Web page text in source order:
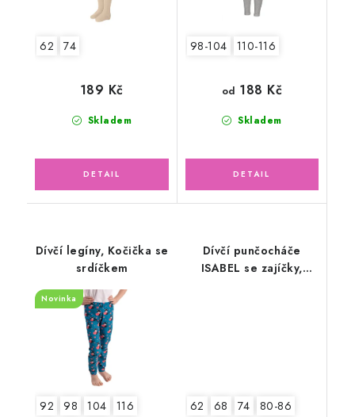
62 74
Skladem
189 Kč
98-104 110-116
Skladem
od 188 Kč
Dívčí legíny, Kočička se
srdíčkem
Novinka
92 98 104 116
Dívčí punčocháče
ISABEL se zajíčky,
62 68 74 80-86